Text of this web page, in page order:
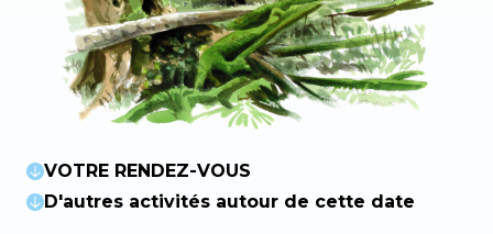
VOTRE RENDEZ-VOUS
D'autres activités autour de cette date